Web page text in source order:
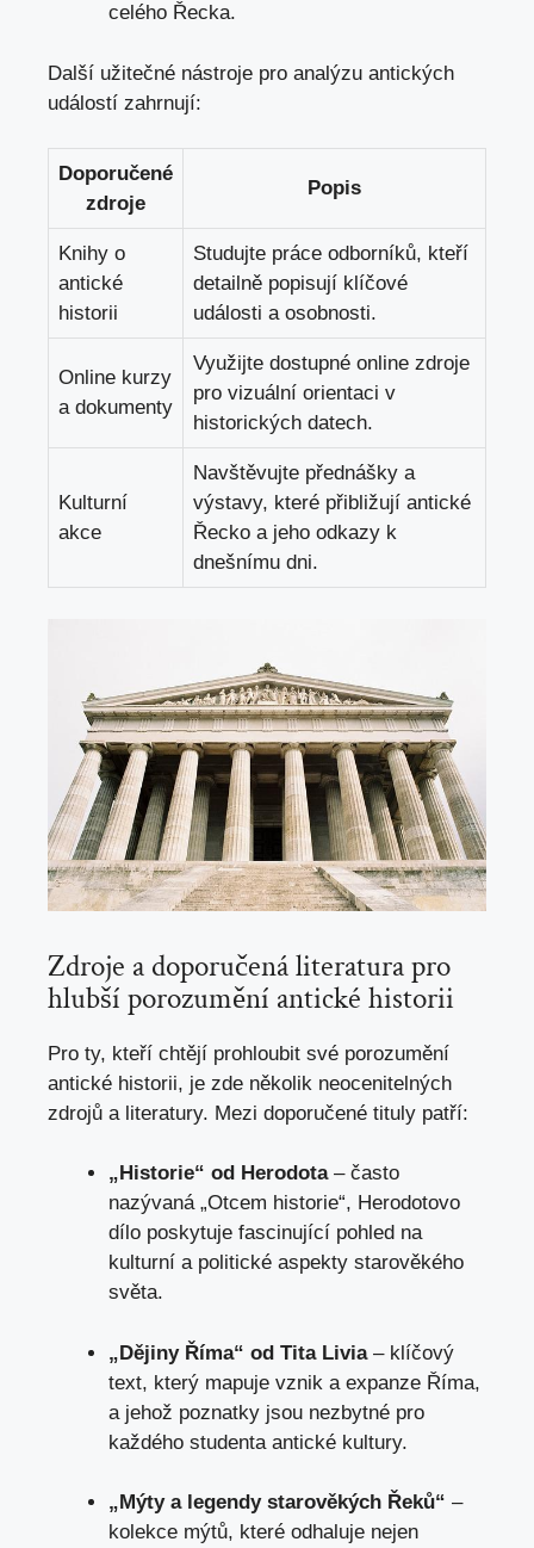
celého Řecka.
Další ‍užitečné nástroje pro analýzu antických
událostí zahrnují:
Doporučené⁢
zdroje
Popis
Knihy o
antické
historii
Studujte práce⁤ odborníků, kteří
detailně popisují klíčové
události ‌a osobnosti.
Online kurzy
a dokumenty
Využijte dostupné online⁤ zdroje
⁢pro vizuální orientaci v
⁣historických datech.
Kulturní
⁢akce
Navštěvujte přednášky a
výstavy, které⁣ přibližují antické
Řecko a jeho odkazy k
dnešnímu dni.
Zdroje a doporučená⁢ literatura ‌pro
hlubší​ porozumění antické‍ historii
Pro ty, ⁤kteří chtějí prohloubit své porozumění
antické‍ historii, je zde několik neocenitelných
zdrojů a⁤ literatury. Mezi doporučené ​tituly patří:
„Historie“ od Herodota– často
nazývaná „Otcem historie“, Herodotovo
dílo poskytuje fascinující pohled na
kulturní a politické aspekty starověkého‍
světa.
„Dějiny Říma“ od Tita Livia– klíčový
text, který mapuje vznik ⁣a expanze Říma,
a jehož‍ poznatky ⁢jsou nezbytné pro
⁢každého studenta antické kultury.
„Mýty a legendy starověkých Řeků“ –
kolekce ‍mýtů, které ‍odhaluje ​nejen⁣